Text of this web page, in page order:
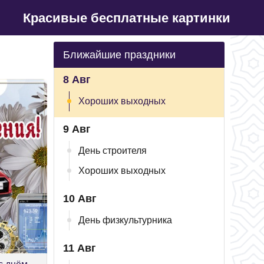
Красивые бесплатные картинки
Ближайшие праздники
8 Авг
Хороших выходных
9 Авг
День строителя
Хороших выходных
10 Авг
День физкультурника
11 Авг